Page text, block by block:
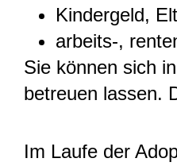
Kindergeld,
arbeits-,
Sie können sich
betreuen lassen.
Im Laufe der